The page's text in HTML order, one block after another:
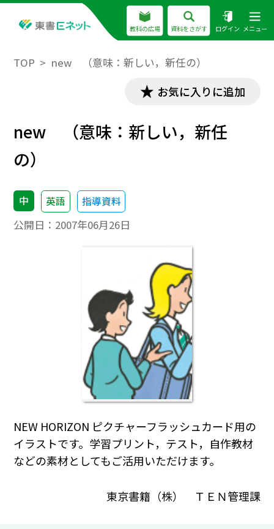
教科の広場 資料をさがす ログイン メニュー
TOP new （意味：新しい，新任の）
お気に入りに追加
new （意味：新しい，新任
の）
中 英語 指導資料
公開日： 2007年06月26日
NEW HORIZON ピクチャーフラッシュカード用の
イラストです。学習プリント，テスト，自作教材
などの素材としてもご活用いただけます。
東京書籍（株） ＴＥＮ管理課